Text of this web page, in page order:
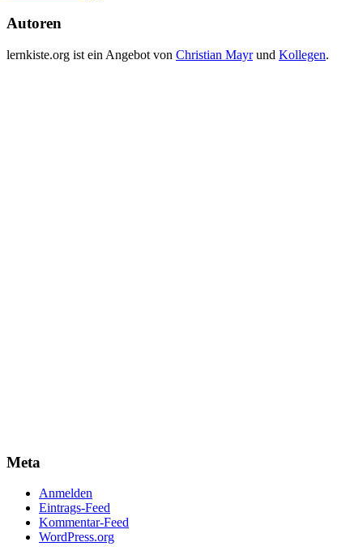
Autoren
lernkiste.org ist ein Angebot von Christian Mayrund Kollegen.
Meta
Anmelden
Eintrags-Feed
Kommentar-Feed
WordPress.org